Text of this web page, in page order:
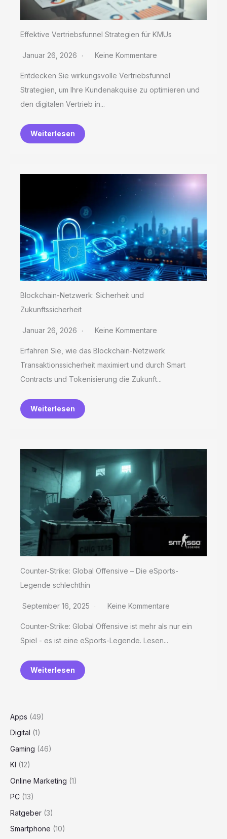
Effektive Vertriebsfunnel Strategien für KMUs
Januar 26, 2026 Keine Kommentare
Entdecken Sie wirkungsvolle Vertriebsfunnel
Strategien, um Ihre Kundenakquise zu optimieren und
den digitalen Vertrieb in...
Weiterlesen
Blockchain-Netzwerk: Sicherheit und
Zukunftssicherheit
Januar 26, 2026 Keine Kommentare
Erfahren Sie, wie das Blockchain-Netzwerk
Transaktionssicherheit maximiert und durch Smart
Contracts und Tokenisierung die Zukunft...
Weiterlesen
Counter-Strike: Global Offensive – Die eSports-
Legende schlechthin
September 16, 2025 Keine Kommentare
Counter-Strike: Global Offensive ist mehr als nur ein
Spiel - es ist eine eSports-Legende. Lesen...
Weiterlesen
Apps (49)
Digital (1)
Gaming (46)
KI (12)
Online Marketing (1)
PC (13)
Ratgeber (3)
Smartphone (10)